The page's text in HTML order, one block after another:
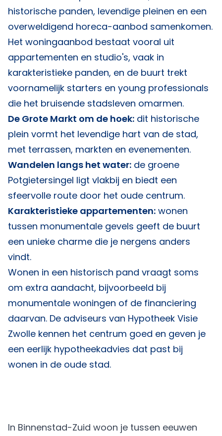
historische panden, levendige pleinen en een
overweldigend horeca-aanbod samenkomen.
Het woningaanbod bestaat vooral uit
appartementen en studio's, vaak in
karakteristieke panden, en de buurt trekt
voornamelijk starters en young professionals
die het bruisende stadsleven omarmen.
De Grote Markt om de hoek: dit historische
plein vormt het levendige hart van de stad,
met terrassen, markten en evenementen.
Wandelen langs het water: de groene
Potgietersingel ligt vlakbij en biedt een
sfeervolle route door het oude centrum.
Karakteristieke appartementen: wonen
tussen monumentale gevels geeft de buurt
een unieke charme die je nergens anders
vindt.
Wonen in een historisch pand vraagt soms
om extra aandacht, bijvoorbeeld bij
monumentale woningen of de financiering
daarvan. De adviseurs van Hypotheek Visie
Zwolle kennen het centrum goed en geven je
een eerlijk hypotheekadvies dat past bij
wonen in de oude stad.
In Binnenstad-Zuid woon je tussen eeuwen